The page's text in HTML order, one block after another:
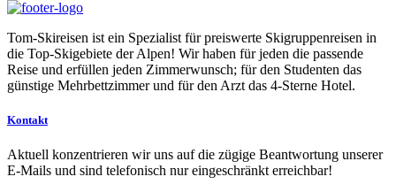
Tom-Skireisen ist ein Spezialist für preiswerte Skigruppenreisen in
die Top-Skigebiete der Alpen! Wir haben für jeden die passende
Reise und erfüllen jeden Zimmerwunsch; für den Studenten das
günstige Mehrbettzimmer und für den Arzt das 4-Sterne Hotel.
Kontakt
Aktuell konzentrieren wir uns auf die zügige Beantwortung unserer
E-Mails und sind telefonisch nur eingeschränkt erreichbar!